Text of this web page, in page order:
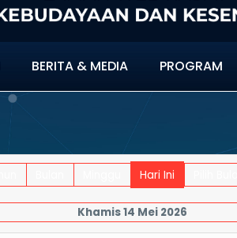
BERITA & MEDIA PROGRAM
Hari Ini
Khamis 14 Mei 2026